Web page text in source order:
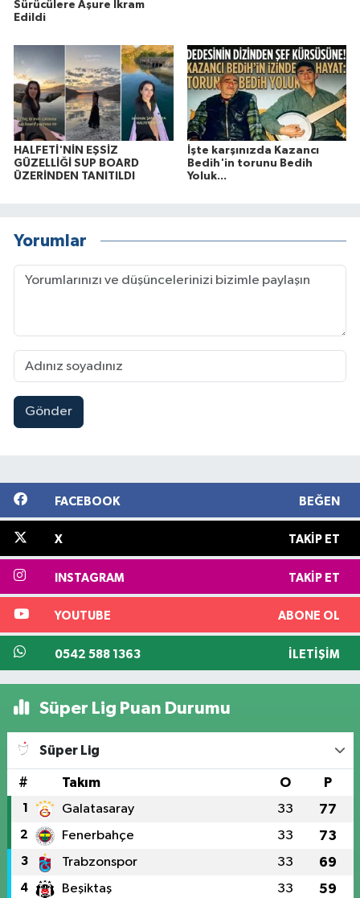
Sürücülere Aşure İkram
Edildi
HALFETİ'NİN EŞSİZ
GÜZELLİĞİ SUP BOARD
ÜZERİNDEN TANITILDI
İşte karşınızda Kazancı
Bedih'in torunu Bedih
Yoluk...
Yorumlar
Gönder
FACEBOOK BEĞEN
X TAKIP ET
INSTAGRAM TAKIP ET
YOUTUBE ABONE OL
0542 588 1363 İLETIŞIM
Süper Lig Puan Durumu
Süper Lig
# Takım O P
1 Galatasaray 33 77
2 Fenerbahçe 33 73
3 Trabzonspor 33 69
4 Beşiktaş 33 59